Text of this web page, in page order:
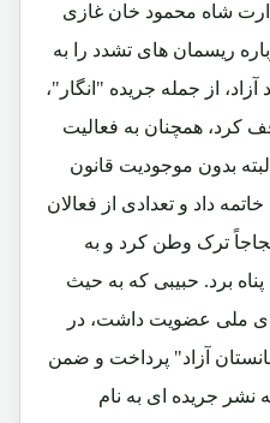
شاه محمود خان غازی
ریسمان های تشدد را به
از جمله جریده "انگار"،
کرد، همچنان به فعالیت
بدون موجودیت قانون
داد و تعدادی از فعالان
ترک وطن کرد و به
برد. حبیبی که به حیث
ملی عضویت داشت، در
آزاد" پرداخت و ضمن
نشر جریده ای به نام